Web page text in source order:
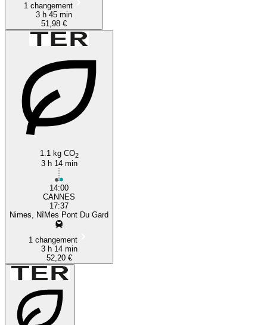
1 changement
3 h 45 min
51,98 €
1.1 kg CO2
3 h 14 min
14:00
CANNES
17:37
Nimes, NîMes Pont Du Gard
1 changement
3 h 14 min
52,20 €